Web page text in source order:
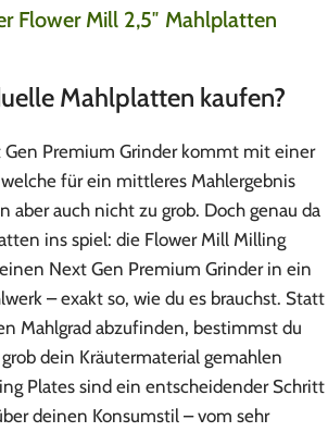
Flower Mill 2,5″ Mahlplatten
Mahlplatten kaufen?
Gen Premium Grinder kommt mit einer
für ein mittleres Mahlergebnis
aber auch nicht zu grob. Doch genau da
ins spiel: die Flower Mill Milling
Next Gen Premium Grinder in ein
– exakt so, wie du es brauchst. Statt
Mahlgrad abzufinden, bestimmst du
dein Kräutermaterial gemahlen
Plates sind ein entscheidender Schritt
deinen Konsumstil – vom sehr